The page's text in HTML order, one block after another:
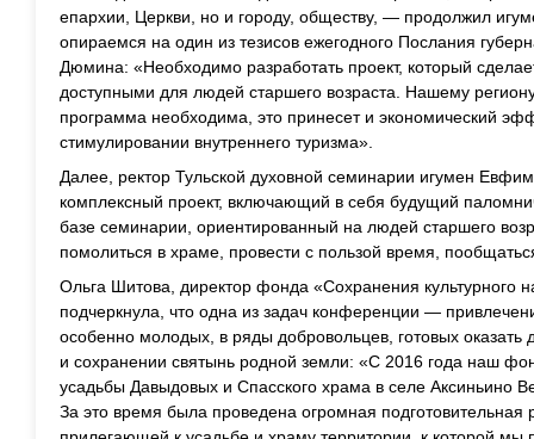
епархии, Церкви, но и городу, обществу, — продолжил
опираемся на один из тезисов ежегодного Послания
Дюмина: «Необходимо разработать проект, который
доступными для людей старшего возраста. Нашему
программа необходима, это принесет и экономический
стимулировании внутреннего туризма».
Далее, ректор Тульской духовной семинарии игумен
комплексный проект, включающий в себя будущий
базе семинарии, ориентированный на людей старшего
помолиться в храме, провести с пользой время,
Ольга Шитова, директор фонда «Сохранения культурного
подчеркнула, что одна из задач конференции —
особенно молодых, в ряды добровольцев, готовых
и сохранении святынь родной земли: «С 2016 года наш
усадьбы Давыдовых и Спасского храма в селе Аксиньино
За это время была проведена огромная